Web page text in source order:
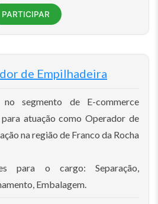
PARTICIPAR
de Empilhadeira
no segmento de E-commerce
atuação como Operador de
na região de Franco da Rocha
para o cargo: Separação,
Embalagem.